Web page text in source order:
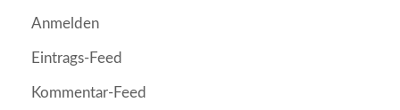
Anmelden
Eintrags-Feed
Kommentar-Feed